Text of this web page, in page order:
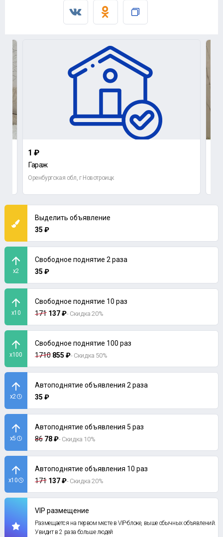
1 ₽
Гараж
Оренбургская обл, г Новотроицк
Выделить объявление
35 ₽
x2
Свободное поднятие 2 раза
35 ₽
x10
Свободное поднятие 10 раз
171 137 ₽- Скидка 20%
x100
Свободное поднятие 100 раз
1710 855 ₽- Скидка 50%
x2
Автоподнятие объявления 2 раза
35 ₽
x5
Автоподнятие объявления 5 раз
86 78 ₽- Скидка 10%
x10
Автоподнятие объявления 10 раз
171 137 ₽- Скидка 20%
VIP размещение
Размещается на первом месте в VIP-блоке, выше обычных объявлений.
Увидит в 2 раза больше людей